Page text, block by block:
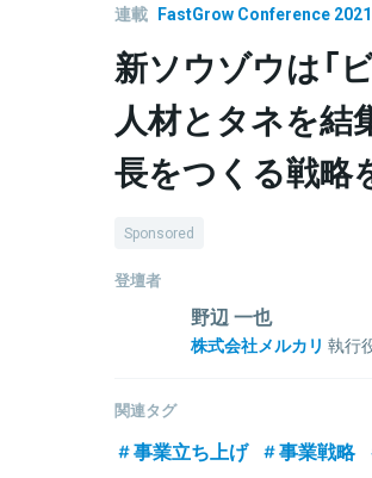
連載 FastGrow Conference 2021
新ソウゾウは「
人材とタネを結
長をつくる戦略
Sponsored
登壇者
野辺 一也
株式会社メルカリ 執行
略・マーケティング等を担当。
ング本部長、オイシックス、ロイ
関連タグ
事業立ち上げ 事業戦略